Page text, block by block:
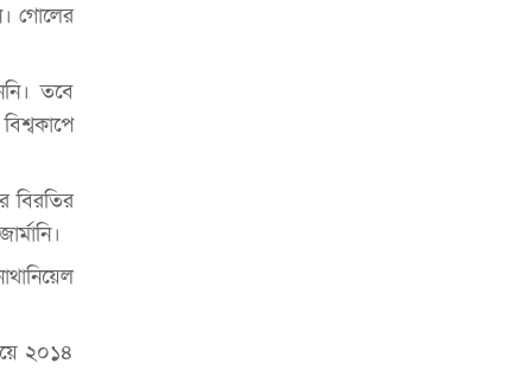
গোলের
তবে
বিরতির
২০১৪